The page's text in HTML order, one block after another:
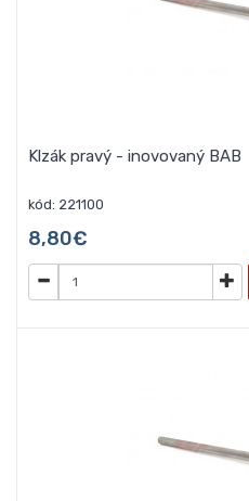
Klzák pravý - inovovaný BAB
kód: 221100
8,80€